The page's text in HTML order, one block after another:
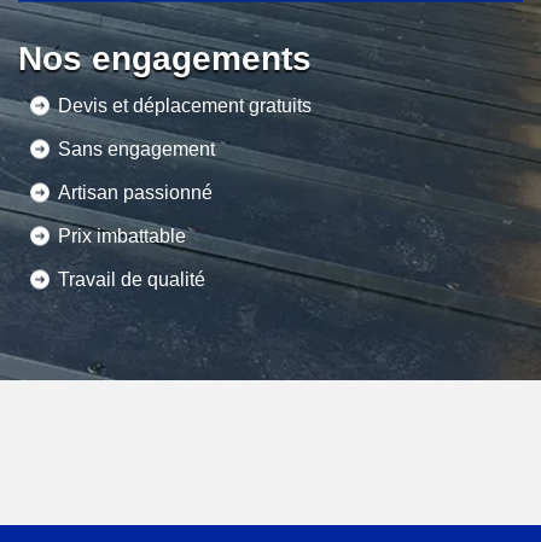
Nos engagements
Devis et déplacement gratuits
Sans engagement
Artisan passionné
Prix imbattable
Travail de qualité